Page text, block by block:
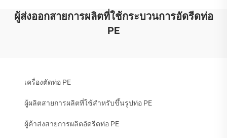
ผู้ส่งออกสายการผลิตที่ใช้กระบวนการอัดรีดท่อ
PE
เครื่องตัดท่อ PE
ผู้ผลิตสายการผลิตที่ใช้สำหรับขึ้นรูปท่อ PE
ผู้ค้าส่งสายการผลิตอัดรีดท่อ PE